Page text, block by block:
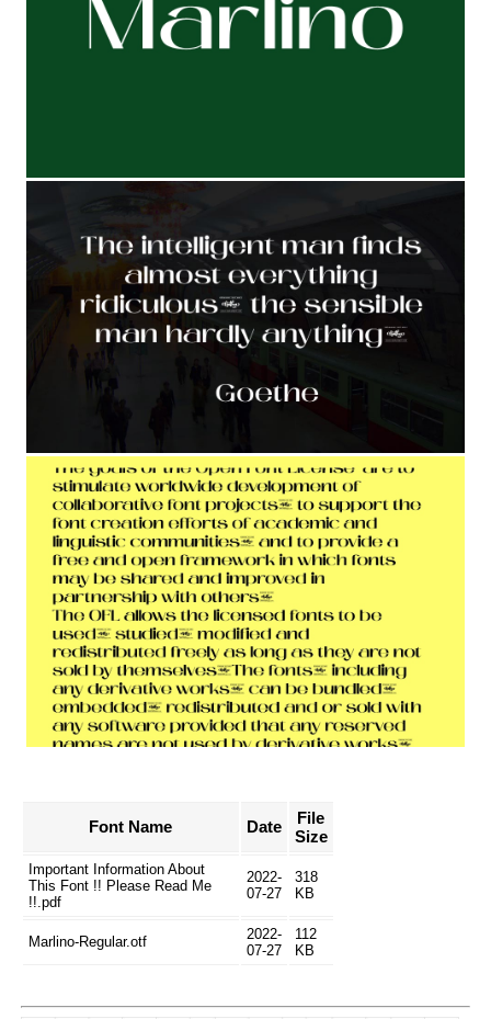
Font Name Date
File
Size
Important Information About
This Font !! Please Read Me
!!.pdf
2022-
07-27
318
KB
Marlino-Regular.otf
2022-
07-27
112
KB